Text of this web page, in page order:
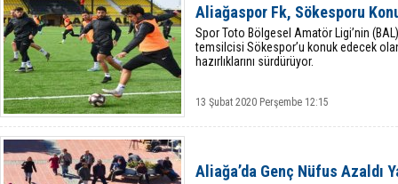
Aliağaspor Fk, Sökesporu
Spor Toto Bölgesel Amatör Ligi’nin
temsilcisi Sökespor’u konuk edecek
hazırlıklarını sürdürüyor.
13 Şubat 2020 Perşembe 12:15
Aliağa’da Genç Nüfus Azaldı